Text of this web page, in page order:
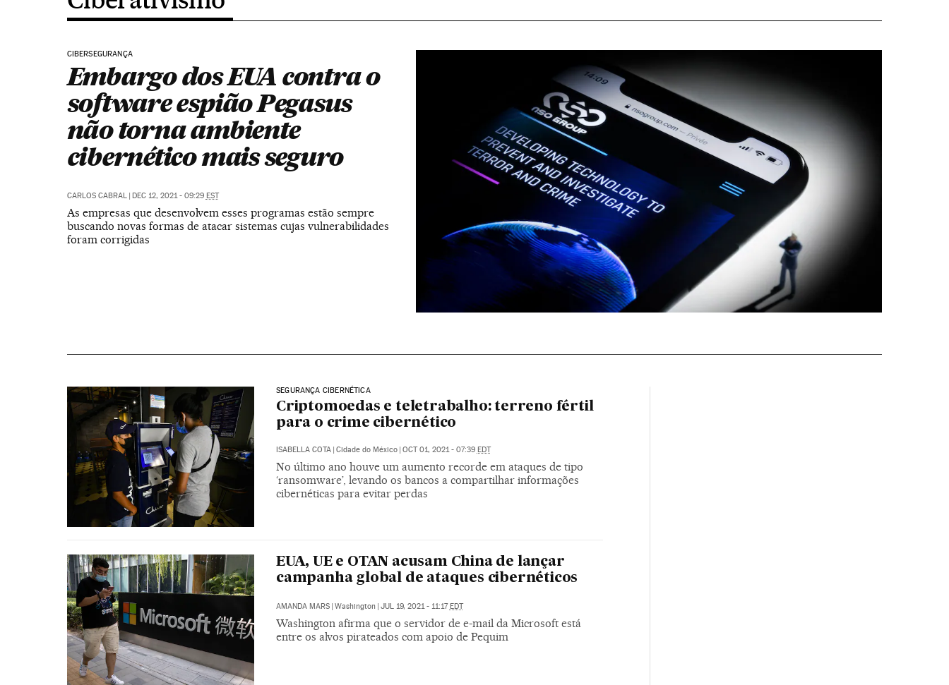
CIBERSEGURANÇA
Embargo dos EUA contra o
software espião Pegasus
não torna ambiente
cibernético mais seguro
CARLOS CABRAL | DEC 12, 2021 - 09:29 EST
As empresas que desenvolvem esses programas estão sempre
buscando novas formas de atacar sistemas cujas vulnerabilidades
foram corrigidas
SEGURANÇA CIBERNÉTICA
Criptomoedas e teletrabalho: terreno fértil
para o crime cibernético
ISABELLA COTA | Cidade do México | OCT 01, 2021 - 07:39 EDT
No último ano houve um aumento recorde em ataques de tipo
‘ransomware’, levando os bancos a compartilhar informações
cibernéticas para evitar perdas
EUA, UE e OTAN acusam China de lançar
campanha global de ataques cibernéticos
AMANDA MARS | Washington | JUL 19, 2021 - 11:17EDT
Washington afirma que o servidor de e-mail da Microsoft está
entre os alvos pirateados com apoio de Pequim